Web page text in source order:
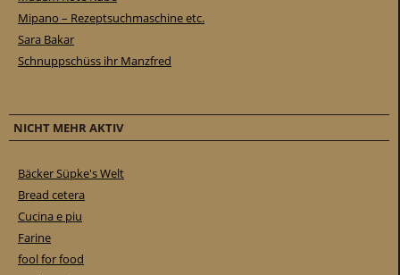
Mipano – Rezeptsuchmaschine etc.
Sara Bakar
Schnuppschüss ihr Manzfred
NICHT MEHR AKTIV
Bäcker Süpke's Welt
Bread cetera
Cucina e piu
Farine
fool for food